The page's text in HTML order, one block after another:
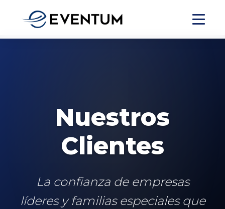
Nuestros
Clientes
La confianza de empresas
líderes y familias especiales que